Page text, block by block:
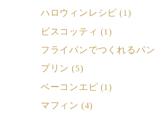
ハロウィンレシピ (1)
ビスコッティ (1)
フライパンでつくれるパン
プリン (5)
ベーコンエピ (1)
マフィン (4)